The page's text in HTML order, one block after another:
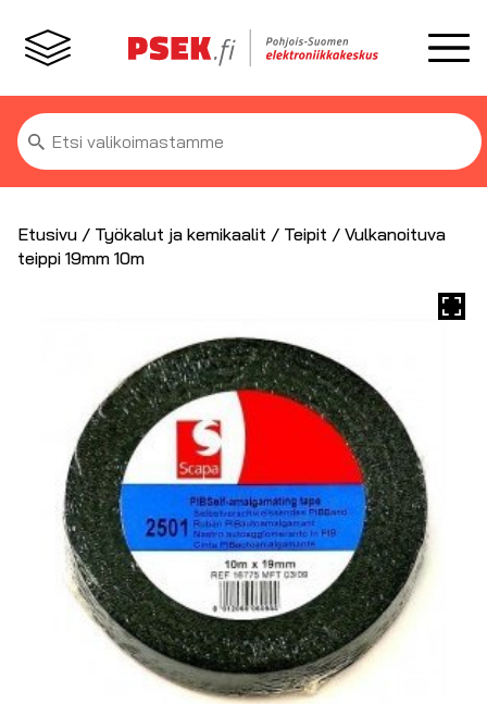
Etsi:
Etusivu / Työkalut ja kemikaalit / Teipit / Vulkanoituva
teippi 19mm 10m